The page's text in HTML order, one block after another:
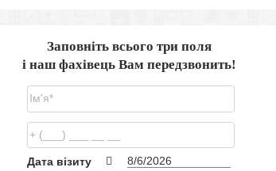
Заповніть всього три поля
і наш фахівець Вам передзвонить!
Дата візиту